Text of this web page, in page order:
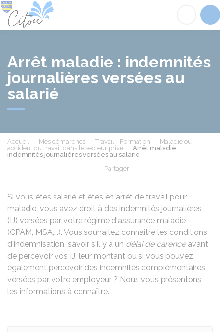
Arrêt maladie : indemnités
journalières versées au
salarié
Accueil Mes démarches Travail - Formation
Maladie ou
accident du travail dans le secteur privé
Arrêt maladie :
indemnités journalières versées au salarié
Partager
Si vous êtes salarié et êtes en arrêt de travail pour
maladie, vous avez droit à des indemnités journalières
(IJ) versées par votre régime d'assurance maladie
(CPAM, MSA,...). Vous souhaitez connaître les conditions
d'indemnisation, savoir s'il y a un délai de carenceavant
de percevoir vos IJ, leur montant ou si vous pouvez
également percevoir des indemnités complémentaires
versées par votre employeur ? Nous vous présentons
les informations à connaître.